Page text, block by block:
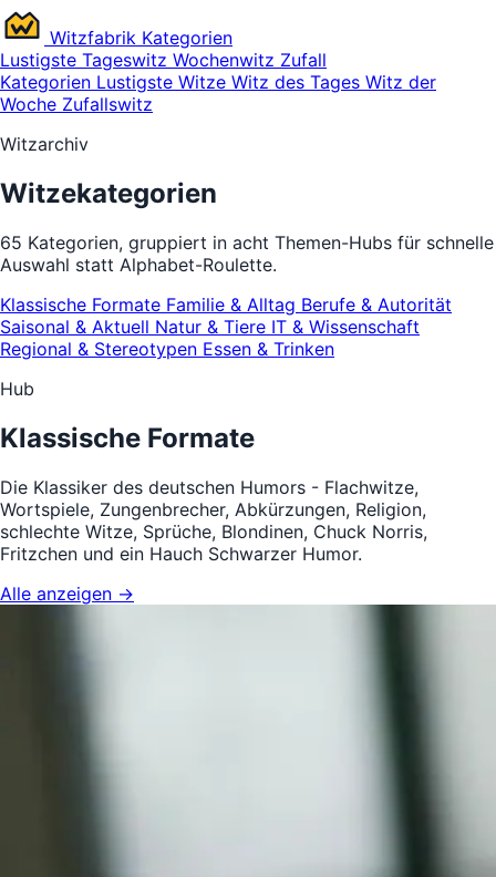
Witzfabrik Kategorien
Lustigste Tageswitz Wochenwitz Zufall
Kategorien Lustigste Witze Witz des Tages Witz der
Woche Zufallswitz
Witzarchiv
Witzekategorien
65 Kategorien, gruppiert in acht Themen-Hubs für schnelle
Auswahl statt Alphabet-Roulette.
Klassische Formate Familie & Alltag Berufe & Autorität
Saisonal & Aktuell Natur & Tiere IT & Wissenschaft
Regional & Stereotypen Essen & Trinken
Hub
Klassische Formate
Die Klassiker des deutschen Humors - Flachwitze,
Wortspiele, Zungenbrecher, Abkürzungen, Religion,
schlechte Witze, Sprüche, Blondinen, Chuck Norris,
Fritzchen und ein Hauch Schwarzer Humor.
Alle anzeigen →